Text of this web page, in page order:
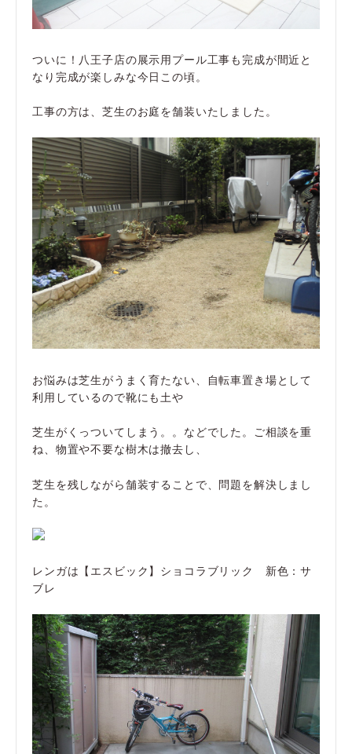
ついに！八王子店の展示用プール工事も完成が間近と
なり完成が楽しみな今日この頃。
工事の方は、芝生のお庭を舗装いたしました。
お悩みは芝生がうまく育たない、自転車置き場として
利用しているので靴にも土や
芝生がくっついてしまう。。などでした。ご相談を重
ね、物置や不要な樹木は撤去し、
芝生を残しながら舗装することで、問題を解決しまし
た。
レンガは【エスビック】ショコラブリック 新色：サ
ブレ